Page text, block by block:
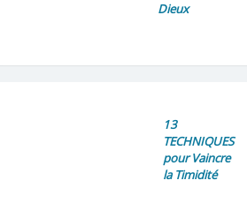
Dieux
13
TECHNIQUES
pour Vaincre
la Timidité